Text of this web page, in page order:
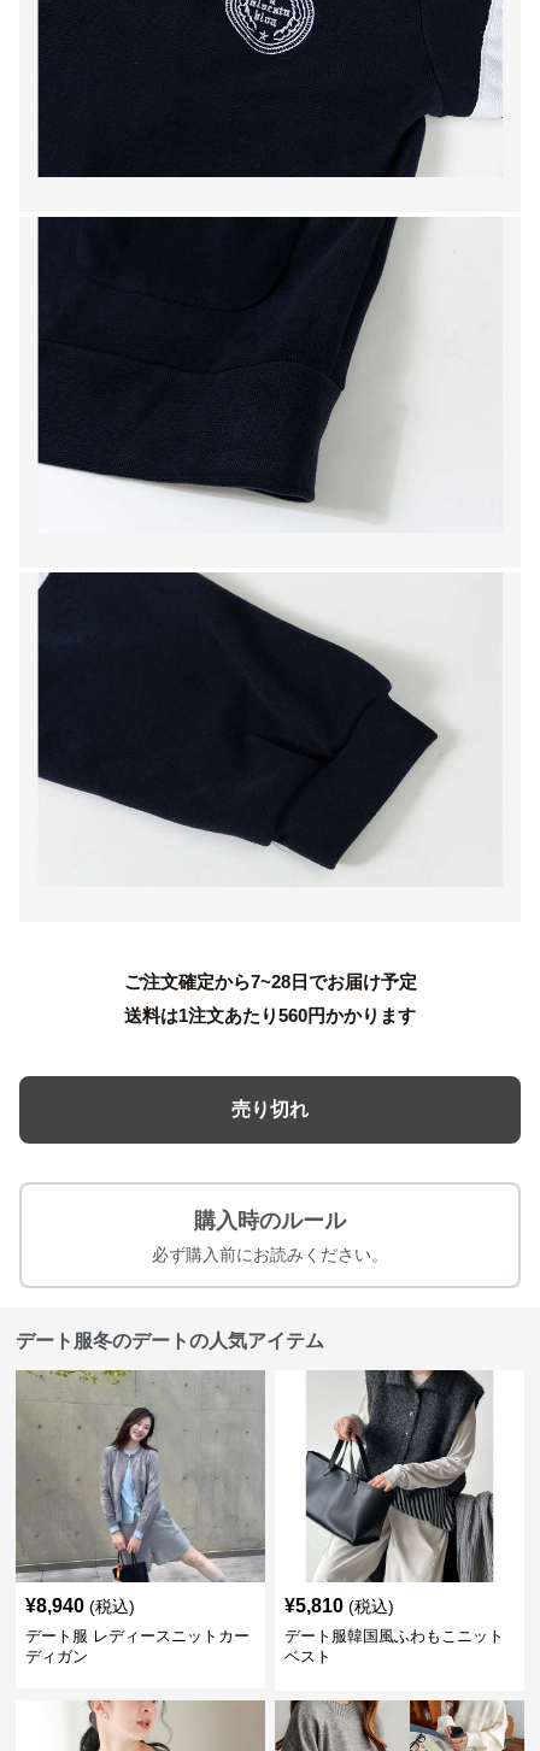
ご注文確定から7~28日でお届け予定
送料は1注文あたり560円かかります
売り切れ
購入時のルール
必ず購入前にお読みください。
デート服冬のデートの人気アイテム
¥8,940 (税込)
デート服 レディースニットカー
ディガン
¥5,810 (税込)
デート服韓国風ふわもこニット
ベスト